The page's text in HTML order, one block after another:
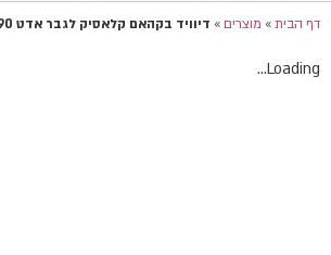
דף הבית»מוצרים»דיוויד בקהאם קלאסיק לגבר אדט 90מל
Loading...